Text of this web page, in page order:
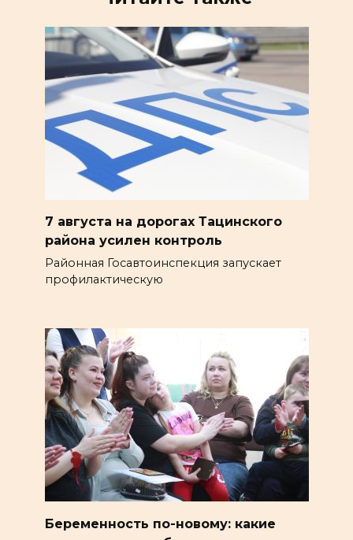
7 августа на дорогах Тацинского
района усилен контроль
Районная Госавтоинспекция запускает
профилактическую
Беременность по-новому: какие